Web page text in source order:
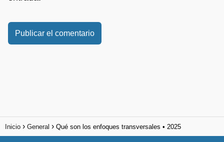
Inicio General Qué son los enfoques transversales • 2025